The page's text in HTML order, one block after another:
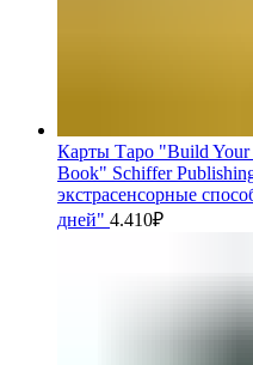
Карты Таро "Build Your
Book" Schiffer
экстрасенсорные
дней" 4.410₽